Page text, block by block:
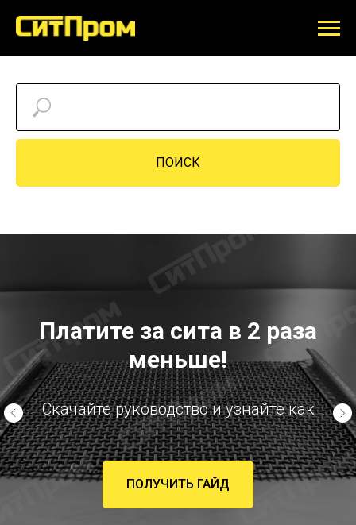
ПОИСК
Платите за сита в 2 раза
меньше!
Скачайте руководство и узнайте как
ПОЛУЧИТЬ ГАЙД